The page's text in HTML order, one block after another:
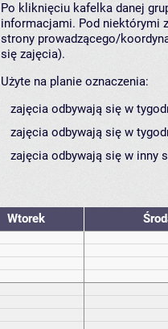
Po kliknięciu kafelka danej
informacjami. Pod niektórymi
strony prowadzącego/
się zajęcia).
Użyte na planie oznaczenia:
zajęcia odbywają się w
zajęcia odbywają się w
zajęcia odbywają się w inny
Wtorek